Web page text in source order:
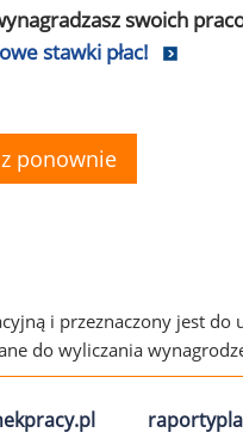
swoich
stawki płac!
ponownie
i przeznaczony jest do
do wyliczania